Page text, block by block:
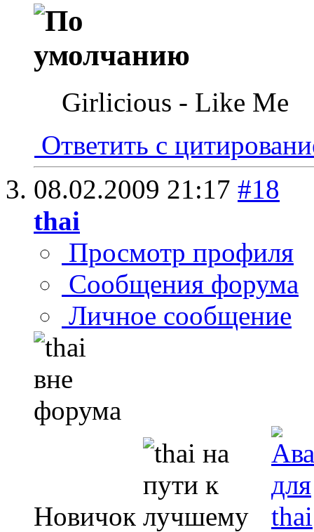
Girlicious - Like Me
Ответить с
08.02.2009 21:17 #18
thai
Просмотр профиля
Сообщения форума
Личное сообщение
Новичок